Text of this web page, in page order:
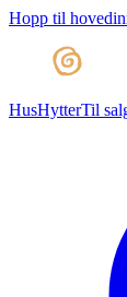
Hopp til
HusHytterTil